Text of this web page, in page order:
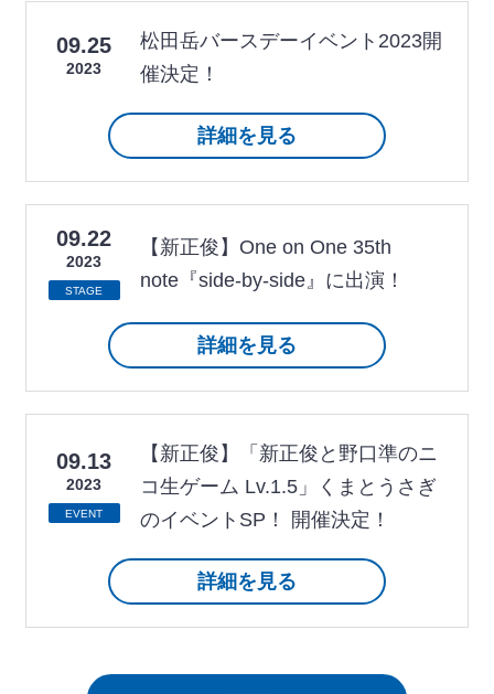
09.25
2023
松田岳バースデーイベント2023開
催決定！
詳細を見る
09.22
2023
STAGE
【新正俊】One on One 35th
note『side-by-side』に出演！
詳細を見る
09.13
2023
EVENT
【新正俊】「新正俊と野口準のニ
コ生ゲーム Lv.1.5」くまとうさぎ
のイベントSP！ 開催決定！
詳細を見る